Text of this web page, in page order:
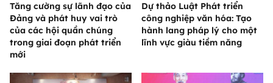
Tăng cường sự lãnh đạo của
Đảng và phát huy vai trò
của các hội quần chúng
trong giai đoạn phát triển
mới
Dự thảo Luật Phát triển
công nghiệp văn hóa: Tạo
hành lang pháp lý cho một
lĩnh vực giàu tiềm năng